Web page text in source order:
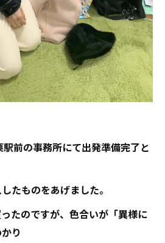
前の事務所にて出発準備完了と
たものをあげました。
たのですが、色合いが「異様に
り